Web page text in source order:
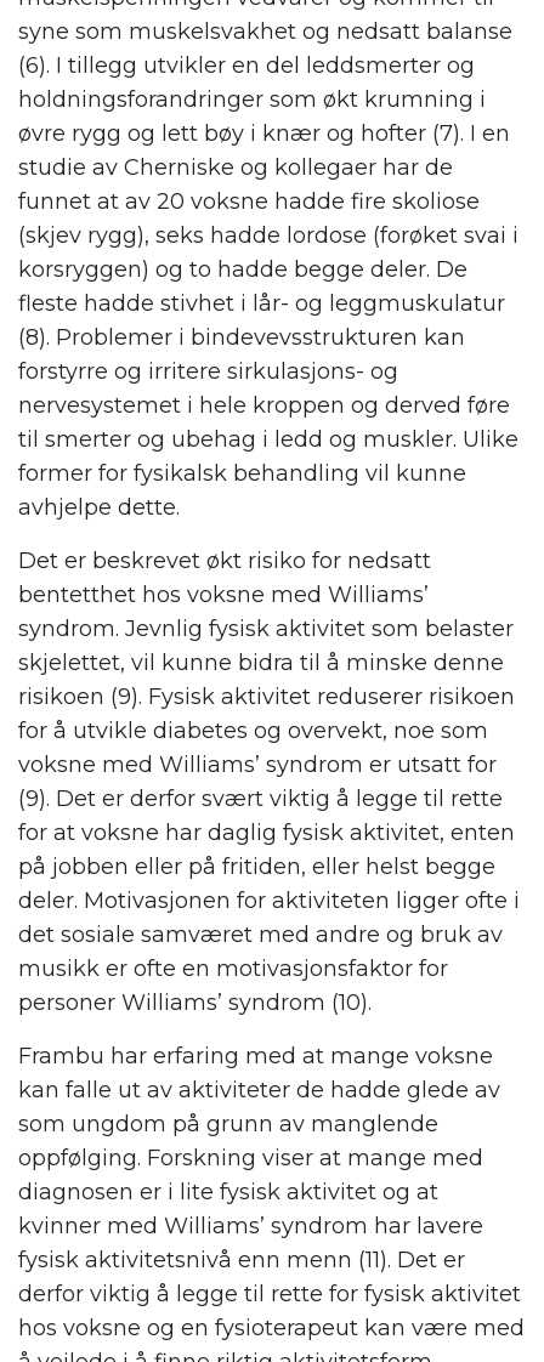
syne som muskelsvakhet og nedsatt balanse
(6). I tillegg utvikler en del leddsmerter og
holdningsforandringer som økt krumning i
øvre rygg og lett bøy i knær og hofter (7). I en
studie av Cherniske og kollegaer har de
funnet at av 20 voksne hadde fire skoliose
(skjev rygg), seks hadde lordose (forøket svai i
korsryggen) og to hadde begge deler. De
fleste hadde stivhet i lår- og leggmuskulatur
(8). Problemer i bindevevsstrukturen kan
forstyrre og irritere sirkulasjons- og
nervesystemet i hele kroppen og derved føre
til smerter og ubehag i ledd og muskler. Ulike
former for fysikalsk behandling vil kunne
avhjelpe dette.
Det er beskrevet økt risiko for nedsatt
bentetthet hos voksne med Williams’
syndrom. Jevnlig fysisk aktivitet som belaster
skjelettet, vil kunne bidra til å minske denne
risikoen (9). Fysisk aktivitet reduserer risikoen
for å utvikle diabetes og overvekt, noe som
voksne med Williams’ syndrom er utsatt for
(9). Det er derfor svært viktig å legge til rette
for at voksne har daglig fysisk aktivitet, enten
på jobben eller på fritiden, eller helst begge
deler. Motivasjonen for aktiviteten ligger ofte i
det sosiale samværet med andre og bruk av
musikk er ofte en motivasjonsfaktor for
personer Williams’ syndrom (10).
Frambu har erfaring med at mange voksne
kan falle ut av aktiviteter de hadde glede av
som ungdom på grunn av manglende
oppfølging. Forskning viser at mange med
diagnosen er i lite fysisk aktivitet og at
kvinner med Williams’ syndrom har lavere
fysisk aktivitetsnivå enn menn (11). Det er
derfor viktig å legge til rette for fysisk aktivitet
hos voksne og en fysioterapeut kan være med